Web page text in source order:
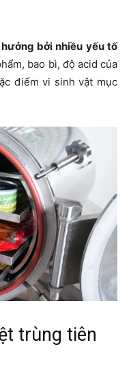
bởi nhiều yếu tố
bao bì, độ acid của
điểm vi sinh vật mục
trùng tiên